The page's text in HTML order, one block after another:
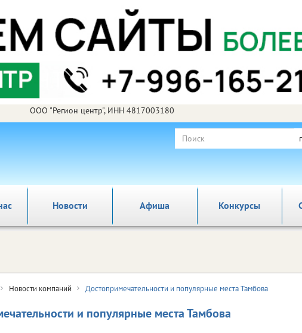
ООО "Регион центр", ИНН 4817003180
Новости Афиша Конкурсы
Новости компаний Достопримечательности и популярные места Тамбова
и популярные места Тамбова